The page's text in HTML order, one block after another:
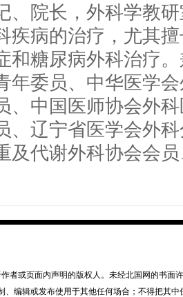
、院长，外科学教
疾病的治疗，尤其
和糖尿病外科治疗
年委员、中华医学
、中国医师协会外
、辽宁省医学会外
及代谢外科协会会
者或页面内声明的版权人。未经北国网的书面
、编辑或发布使用于其他任何场合；不得把其